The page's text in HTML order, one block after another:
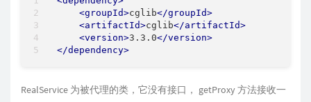
<groupId>cglib</groupId>
<artifactId>cglib</artifactId>
<version>3.3.0</version>
</dependency>
RealService 为被代理的类，它没有接口， getProxy 方法接收一